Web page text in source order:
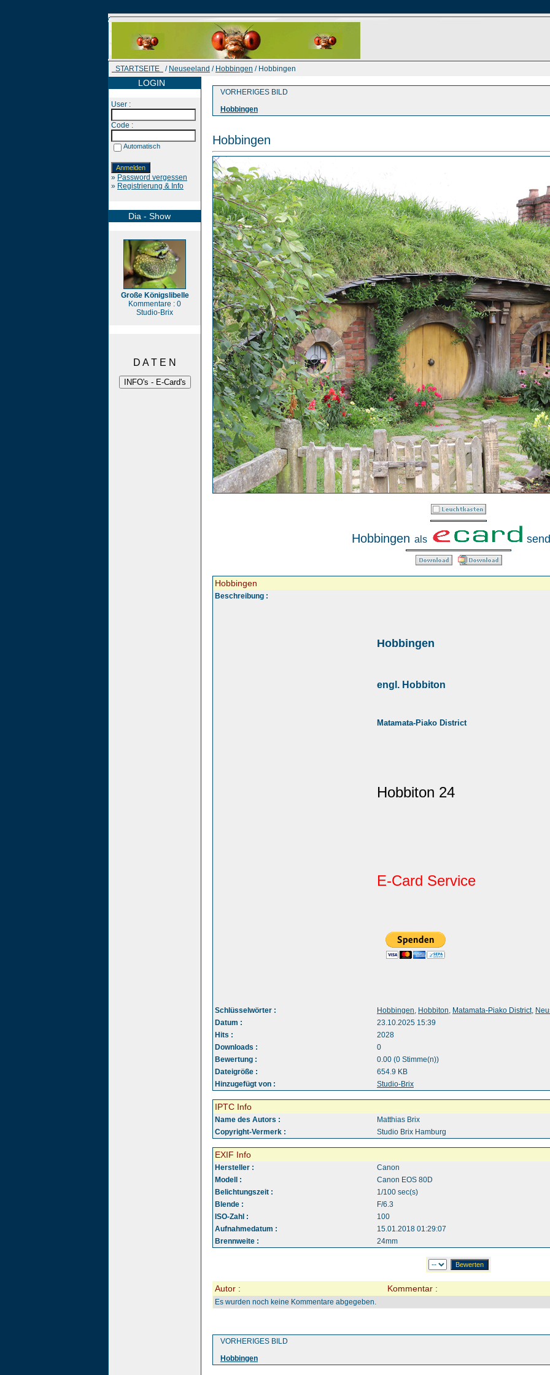
STARTSEITE / Neuseeland / Hobbingen / Hobbingen
LOGIN
User :
Code :
Automatisch
» Password vergessen
» Registrierung & Info
Dia - Show
Große Königslibelle
Kommentare : 0
Studio-Brix
D A T E N
VORHERIGES BILD
Hobbingen
Hobbingen
Hobbingen als
Hobbingen
Beschreibung :
Hobbingen
engl. Hobbiton
Matamata-Piako District
Hobbiton 24
E-Card Service
Schlüsselwörter : Hobbingen, Hobbiton, Matamata-Piako District,
Datum :
23.10.2025 15:39
Hits :
2028
Downloads :
0
Bewertung :
0.00 (0 Stimme(n))
Dateigröße :
654.9 KB
Hinzugefügt von :
Studio-Brix
IPTC Info
Name des Autors :
Matthias Brix
Copyright-Vermerk :
Studio Brix Hamburg
EXIF Info
Hersteller :
Canon
Modell :
Canon EOS 80D
Belichtungszeit :
1/100 sec(s)
Blende :
F/6.3
ISO-Zahl :
100
Aufnahmedatum :
15.01.2018 01:29:07
Brennweite :
24mm
Autor : Kommentar :
Es wurden noch keine Kommentare abgegeben.
VORHERIGES BILD
Hobbingen